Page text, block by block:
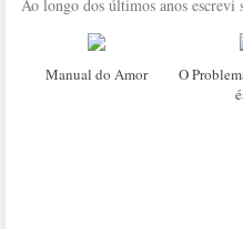
Ao longo dos últimos anos escrevi
Manual do Amor
O